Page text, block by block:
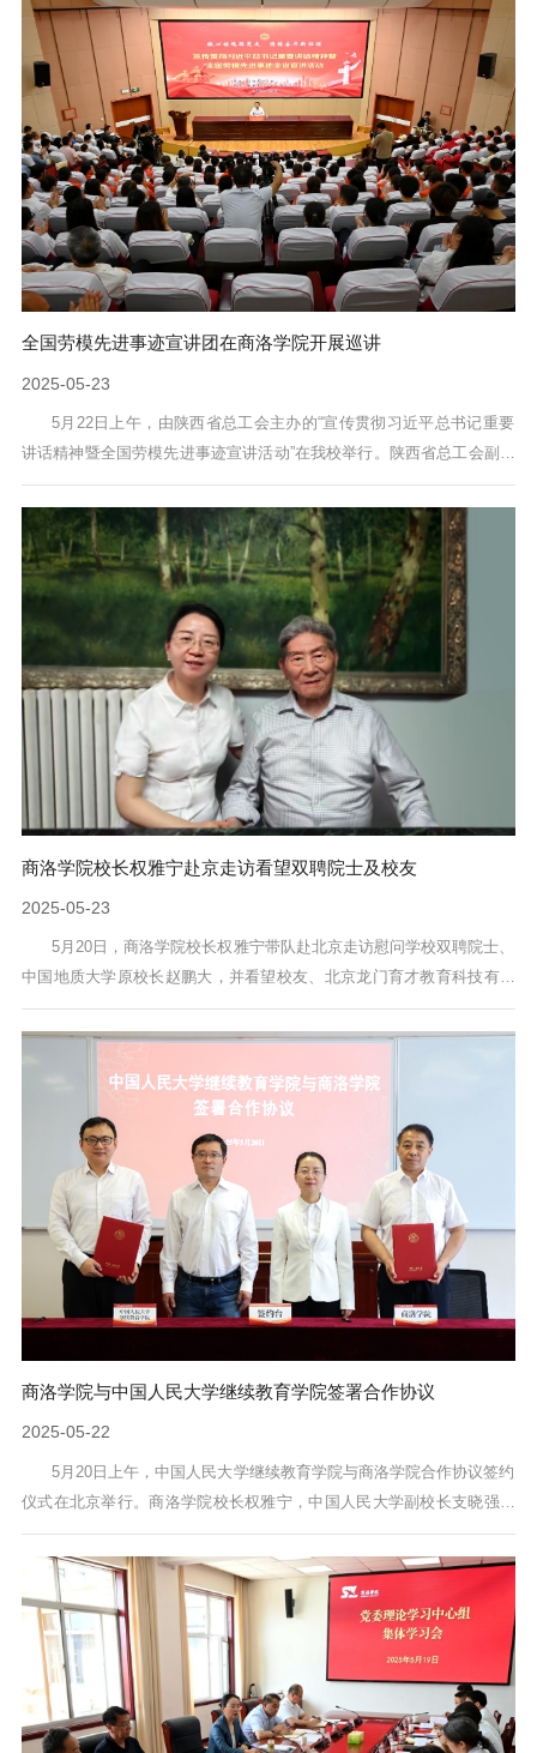
学梁宗锁教授、长安大学钱会教授、西北大学岳明教授、中国人民大学
昌敦虎研究员等10位院士专家出席活动，从顶层设计、特色凝练、发展
路径等方面，为商洛秦岭生态...
全国劳模先进事迹宣讲团在商洛学院开展巡讲
2025-05-23
5月22日上午，由陕西省总工会主办的“宣传贯彻习近平总书记重要
讲话精神暨全国劳模先进事迹宣讲活动”在我校举行。陕西省总工会副主
席、党组成员王永岗，校党委副书记刘宝盈出席活动。商洛市总工会党
组副书记、常务副主席阮景霞主持活动。王永岗传达了习近平总书记在
庆祝中华全国总工会成立100周年暨全国劳动模范和先进工作者表彰大会
上的重要讲话精神。他强调，习近平总书记的重要讲话对工会组织以及
新时代工运事业发展具有重...
商洛学院校长权雅宁赴京走访看望双聘院士及校友
2025-05-23
5月20日，商洛学院校长权雅宁带队赴北京走访慰问学校双聘院士、
中国地质大学原校长赵鹏大，并看望校友、北京龙门育才教育科技有限
公司经理马良竹。校党委副书记王新军及相关人员陪同参加活动。权雅
宁向赵院士汇报了学校近年来以学科建设为引领，在人才培养、科学研
层次的关键时期，亟需院士专家的指导支持，助力学校实现高质量发
展。赵鹏大院士对学校发展成绩给...
商洛学院与中国人民大学继续教育学院签署合作协议
2025-05-22
5月20日上午，中国人民大学继续教育学院与商洛学院合作协议签约
仪式在北京举行。商洛学院校长权雅宁，中国人民大学副校长支晓强，
西安人才集团总经理蔡延东出席签约仪式。校党委副书记王新军与中国
人民大学继续教育学院院长韩晓宁代表两校签署合作协议。三方围绕两
地高校继续教育规范管理和高质量发展、校地人才合作事项等议题深入
座谈交流。权雅宁与支晓强分别介绍了商洛学院和中国人民大学的发展
历史、办学特色。双方一致表示...